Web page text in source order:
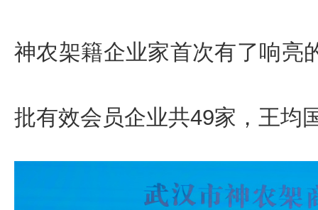
神农架籍企业家首次有了响亮
批有效会员企业共49家 ， 王均